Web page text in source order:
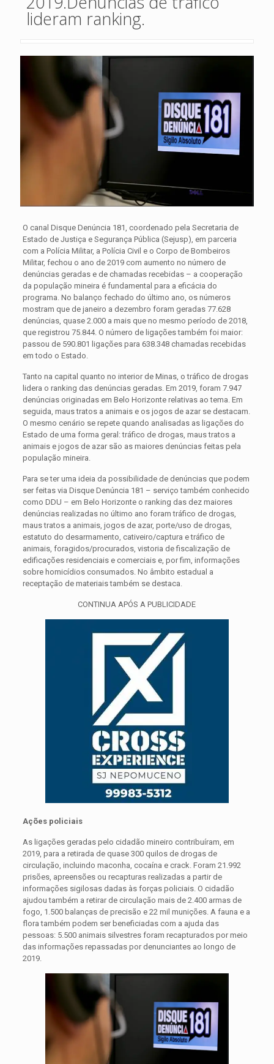
lideram ranking.
O canal Disque Denúncia 181, coordenado pela Secretaria de
Estado de Justiça e Segurança Pública (Sejusp), em parceria
com a Polícia Militar, a Polícia Civil e o Corpo de Bombeiros
Militar, fechou o ano de 2019 com aumento no número de
denúncias geradas e de chamadas recebidas – a cooperação
da população mineira é fundamental para a eficácia do
programa. No balanço fechado do último ano, os números
mostram que de janeiro a dezembro foram geradas 77.628
denúncias, quase 2.000 a mais que no mesmo período de 2018,
que registrou 75.844. O número de ligações também foi maior:
passou de 590.801 ligações para 638.348 chamadas recebidas
em todo o Estado.
Tanto na capital quanto no interior de Minas, o tráfico de drogas
lidera o ranking das denúncias geradas. Em 2019, foram 7.947
denúncias originadas em Belo Horizonte relativas ao tema. Em
seguida, maus tratos a animais e os jogos de azar se destacam.
O mesmo cenário se repete quando analisadas as ligações do
Estado de uma forma geral: tráfico de drogas, maus tratos a
animais e jogos de azar são as maiores denúncias feitas pela
população mineira.
Para se ter uma ideia da possibilidade de denúncias que podem
ser feitas via Disque Denúncia 181 – serviço também conhecido
como DDU – em Belo Horizonte o ranking das dez maiores
denúncias realizadas no último ano foram tráfico de drogas,
maus tratos a animais, jogos de azar, porte/uso de drogas,
estatuto do desarmamento, cativeiro/captura e tráfico de
animais, foragidos/procurados, vistoria de fiscalização de
edificações residenciais e comerciais e, por fim, informações
sobre homicídios consumados. No âmbito estadual a
receptação de materiais também se destaca.
CONTINUA APÓS A PUBLICIDADE
Ações policiais
As ligações geradas pelo cidadão mineiro contribuíram, em
2019, para a retirada de quase 300 quilos de drogas de
circulação, incluindo maconha, cocaína e crack. Foram 21.992
prisões, apreensões ou recapturas realizadas a partir de
informações sigilosas dadas às forças policiais. O cidadão
ajudou também a retirar de circulação mais de 2.400 armas de
fogo, 1.500 balanças de precisão e 22 mil munições. A fauna e a
flora também podem ser beneficiadas com a ajuda das
pessoas: 5.500 animais silvestres foram recapturados por meio
das informações repassadas por denunciantes ao longo de
2019.